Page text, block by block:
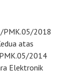
PMK.05/2018
atas
2014
Elektronik